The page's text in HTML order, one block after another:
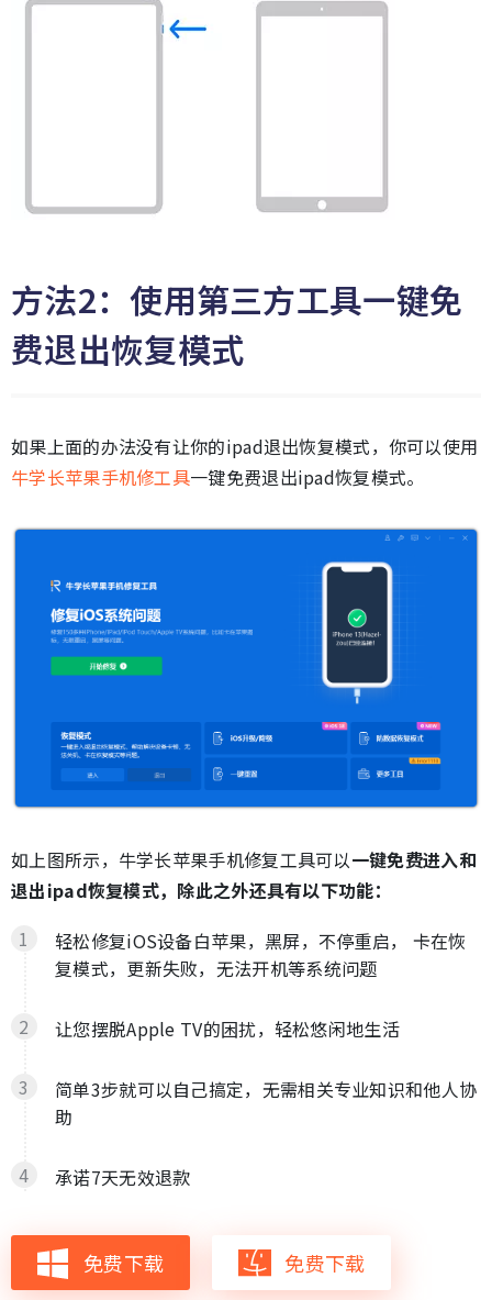
方法2：使用第三方工具一键免
费退出恢复模式
如果上面的办法没有让你的ipad退出恢复模式，你可以使用
牛学长苹果手机修工具一键免费退出ipad恢复模式。
如上图所示，牛学长苹果手机修复工具可以一键免费进入和
退出ipad恢复模式，除此之外还具有以下功能：
轻松修复iOS设备白苹果，黑屏，不停重启， 卡在恢
复模式，更新失败，无法开机等系统问题
让您摆脱Apple TV的困扰，轻松悠闲地生活
简单3步就可以自己搞定，无需相关专业知识和他人协
助
承诺7天无效退款
免费下载 免费下载